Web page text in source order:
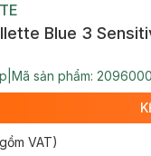
Blue 3
Mã sản phẩm:
VAT)